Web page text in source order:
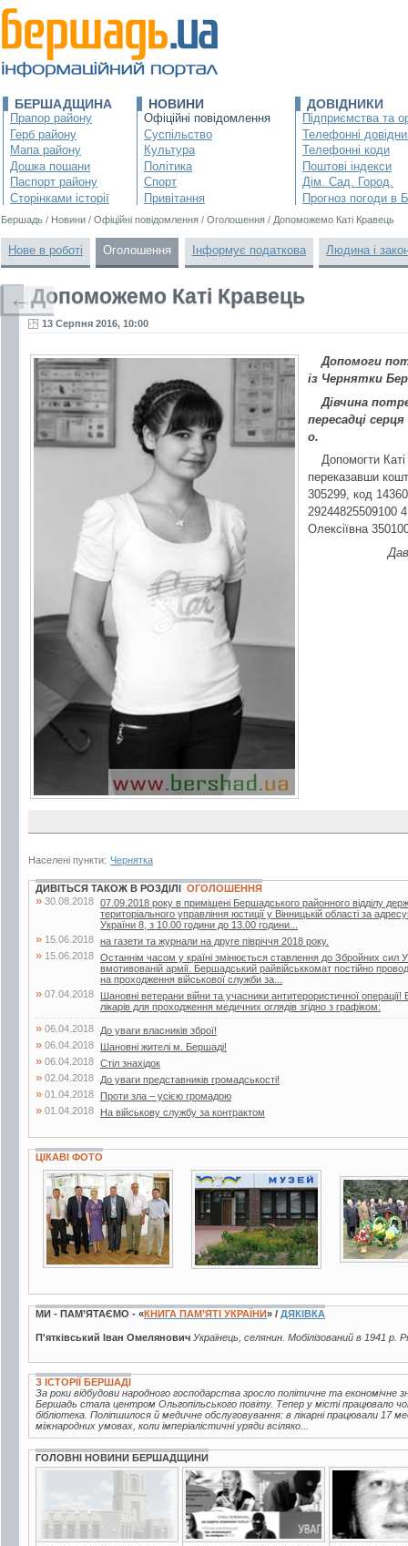
БЕРШАДЩИНА
Прапор району
Герб району
Мапа району
Дошка пошани
Паспорт району
Сторінками історії
НОВИНИ
Офіційні повідомлення
Суспільство
Культура
Політика
Спорт
Привітання
ДОВІДНИКИ
Підприємства та
Телефонні
Телефонні коди
Поштові індекси
Дім. Сад. Город.
Прогноз погоди в
Бершадь / Новини / Офіційні повідомлення / Оголошення / Допоможемо Каті Кравець
Нове в роботі Оголошення Інформує податкова Людина і
Допоможемо Каті Кравець
13 Серпня 2016, 10:00
Допомоги
із Чернятки
Дівчина
пересадці
о.
Допомогти
переказавши
305299, код
29244825509100
Олексіївна
Населені пункти: Чернятка
←
ДИВІТЬСЯ ТАКОЖ В РОЗДІЛІ ОГОЛОШЕННЯ
» 30.08.2018 07.09.2018 року в приміщені Бершадського районного відділу
територіального управління юстиції у Вінницькій області за
України 8, з 10.00 години до 13.00 години...
» 15.06.2018 на газети та журнали на друге півріччя 2018 року.
» 15.06.2018 Останнім часом у країні змінюється ставлення до Збройних сил
вмотивованій армії. Бершадський райвійськкомат постійно
на проходження військової служби за...
» 07.04.2018
Шановні ветерани війни та учасники антитерористичної
лікарів для проходження медичних оглядів згідно з графіком:
» 06.04.2018 До уваги власників зброї!
» 06.04.2018 Шановні жителі м. Бершаді!
» 06.04.2018 Стіл знахідок
» 02.04.2018 До уваги представників громадськості!
» 01.04.2018 Проти зла – усією громадою
» 01.04.2018 На військову службу за контрактом
ЦІКАВІ ФОТО
3 фото 13 фото
13 фото
МИ - ПАМ’ЯТАЄМО - «КНИГА ПАМ’ЯТІ УКРАЇНИ» / ДЯКІВКА
П'ятківський Іван Омелянович Українець, селянин. Мобілізований в 1941 р.
З ІСТОРІЇ БЕРШАДІ
За роки відбудови народного господарства зросло політичне та економічне
Бершадь стала центром Ольгопільського повіту. Тепер у місті працювало
бібліотека. Поліпшилося й медичне обслуговування: в лікарні працювали 17
міжнародних умовах, коли імперіалістичні уряди всіляко...
ГОЛОВНІ НОВИНИ БЕРШАДЩИНИ